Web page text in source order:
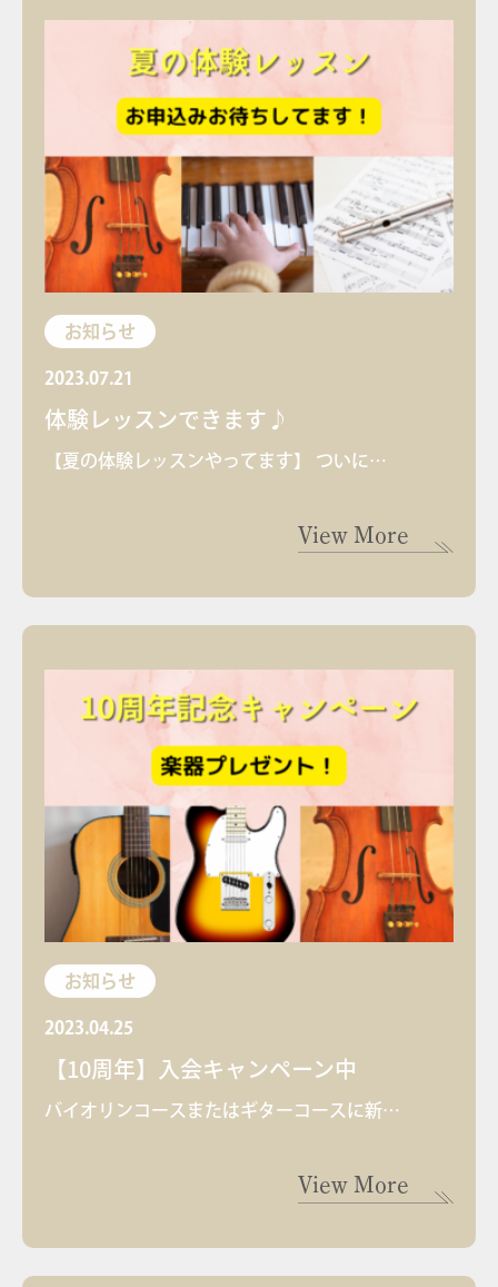
お知らせ
2023.07.21
体験レッスンできます♪
【夏の体験レッスンやってます】 ついに…
View More
お知らせ
2023.04.25
【10周年】入会キャンペーン中
バイオリンコースまたはギターコースに新…
View More